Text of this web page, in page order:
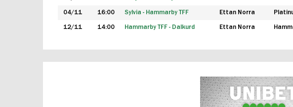
04/11 16:00 Sylvia - Hammarby TFF Ettan Norra
12/11 14:00 Hammarby TFF - Dalkurd Ettan Norra